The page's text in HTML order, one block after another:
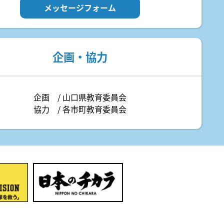
メッセージフォーム
企画・協力
企画 / 山口県教育委員会
協力 / 各市町教育委員会